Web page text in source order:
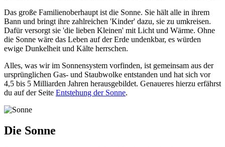
Das große Familienoberhaupt ist die Sonne. Sie hält alle in ihrem
Bann und bringt ihre zahlreichen 'Kinder' dazu, sie zu umkreisen.
Dafür versorgt sie 'die lieben Kleinen' mit Licht und Wärme. Ohne
die Sonne wäre das Leben auf der Erde undenkbar, es würden
ewige Dunkelheit und Kälte herrschen.
Alles, was wir im Sonnensystem vorfinden, ist gemeinsam aus der
ursprünglichen Gas- und Staubwolke entstanden und hat sich vor
4,5 bis 5 Milliarden Jahren herausgebildet. Genaueres hierzu erfährst
du auf der Seite Entstehung der Sonne.
Die Sonne